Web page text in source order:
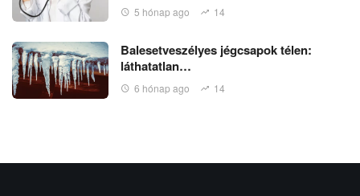
5 hónap ago 14
Balesetveszélyes jégcsapok télen:
láthatatlan…
6 hónap ago 14